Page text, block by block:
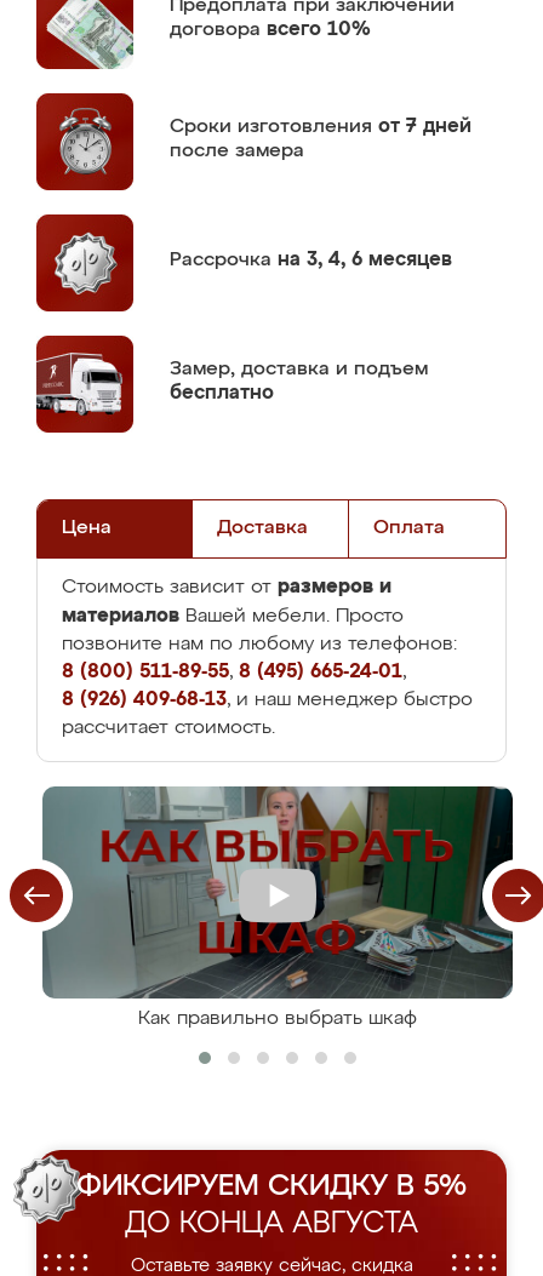
Предоплата при заключении
договора всего 10%
Сроки изготовления от 7 дней
после замера
Рассрочка на 3, 4, 6 месяцев
Замер, доставка и подъем
бесплатно
Цена Доставка Оплата
Стоимость зависит от размеров и
материалов Вашей мебели. Просто
позвоните нам по любому из телефонов:
8 (800) 511-89-55, 8 (495) 665-24-01,
8 (926) 409-68-13, и наш менеджер быстро
рассчитает стоимость.
Как правильно выбрать шкаф
ФИКСИРУЕМ СКИДКУ В 5%
ДО КОНЦА АВГУСТА
Оставьте заявку сейчас, скидка